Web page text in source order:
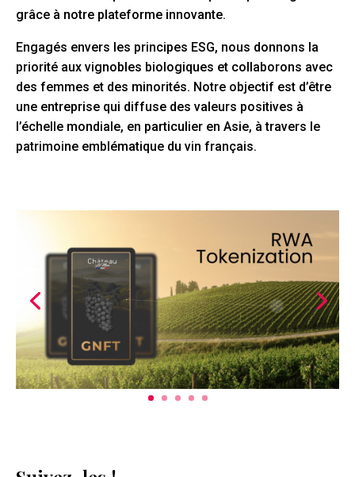
grâce à notre plateforme innovante.
Engagés envers les principes ESG, nous donnons la
priorité aux vignobles biologiques et collaborons avec
des femmes et des minorités. Notre objectif est d’être
une entreprise qui diffuse des valeurs positives à
l’échelle mondiale, en particulier en Asie, à travers le
patrimoine emblématique du vin français.